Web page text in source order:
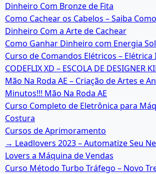
Dinheiro Com Bronze de Fita
Como Cachear os Cabelos – Saiba
Dinheiro Com a Arte de Cachear
Como Ganhar Dinheiro com Energia
Curso de Comandos Elétricos –
CODEFLIX XD – ESCOLA DE DESIGNER
Mão Na Roda AE – Criação de Artes e
Minutos!!! Mão Na Roda AE
Curso Completo de Eletrônica para
Costura
Cursos de Aprimoramento
→ Leadlovers 2023 – Automatize Seu
Lovers a Máquina de Vendas
Curso Método Turbo Tráfego – Novo